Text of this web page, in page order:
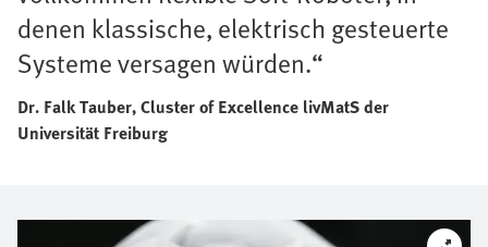
denen klassische, elektrisch gesteuerte
Systeme versagen würden.“
Dr. Falk Tauber, Cluster of Excellence livMatS der
Universität Freiburg